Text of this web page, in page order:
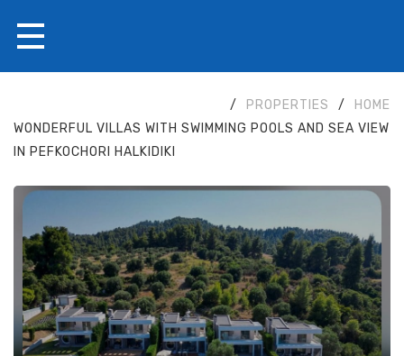
HOME
/
PROPERTIES
/
WONDERFUL VILLAS WITH SWIMMING POOLS AND SEA VIEW
IN PEFKOCHORI HALKIDIKI